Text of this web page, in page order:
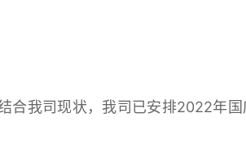
我司现状，我司已安排2022年国